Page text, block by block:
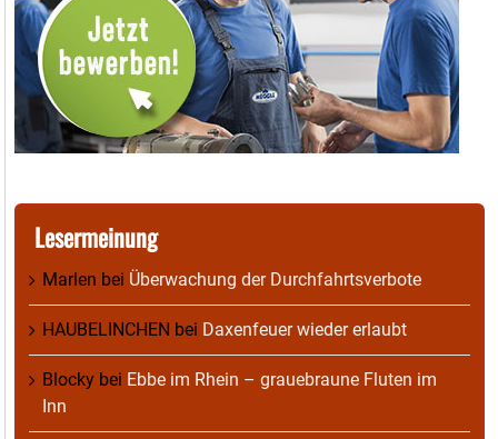
Lesermeinung
Marlen bei Überwachung der Durchfahrtsverbote
HAUBELINCHEN bei Daxenfeuer wieder erlaubt
Blocky bei Ebbe im Rhein – grauebraune Fluten im
Inn